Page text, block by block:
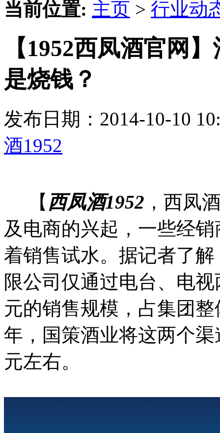
当前位置: 主页 > 行业动
【1952西凤酒官网
是烧钱？
发布日期：2014-10-10
酒1952
【 西凤酒1952 ，西凤
及电商的兴起，一些经
着销售试水。据记者了
限公司仅通过电台、电
元的销售规模，占集团
年，国策酒业将这两个
元左右。